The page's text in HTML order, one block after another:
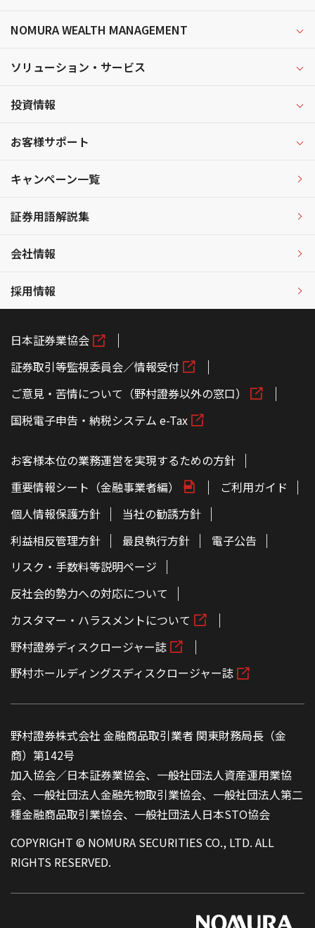
NOMURA WEALTH MANAGEMENT
ソリューション・サービス
投資情報
お客様サポート
キャンペーン一覧
証券用語解説集
会社情報
採用情報
日本証券業協会
証券取引等監視委員会／情報受付
ご意見・苦情について（野村證券以外の窓口）
国税電子申告・納税システム e-Tax
お客様本位の業務運営を実現するための方針
重要情報シート（金融事業者編）
ご利用ガイド
個人情報保護方針
当社の勧誘方針
利益相反管理方針
最良執行方針
電子公告
リスク・手数料等説明ページ
反社会的勢力への対応について
カスタマー・ハラスメントについて
野村證券ディスクロージャー誌
野村ホールディングスディスクロージャー誌
野村證券株式会社 金融商品取引業者 関東財務局長（金
商）第142号
加入協会／日本証券業協会、一般社団法人資産運用業協
会、一般社団法人金融先物取引業協会、一般社団法人第二
種金融商品取引業協会、一般社団法人日本STO協会
COPYRIGHT © NOMURA SECURITIES CO., LTD. ALL
RIGHTS RESERVED.